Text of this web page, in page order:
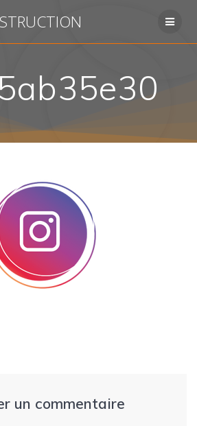
au
un commentaire